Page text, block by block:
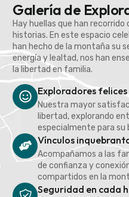
Galería de
Hay huellas que han
historias. En este espacio
han hecho de la montaña su
energía y lealtad, nos han
la libertad en familia.
Exploradores felices
Nuestra mayor
libertad, explorando
especialmente para su
Vínculos
Acompañamos a las
de confianza y
compartidos en la
Seguridad en cada